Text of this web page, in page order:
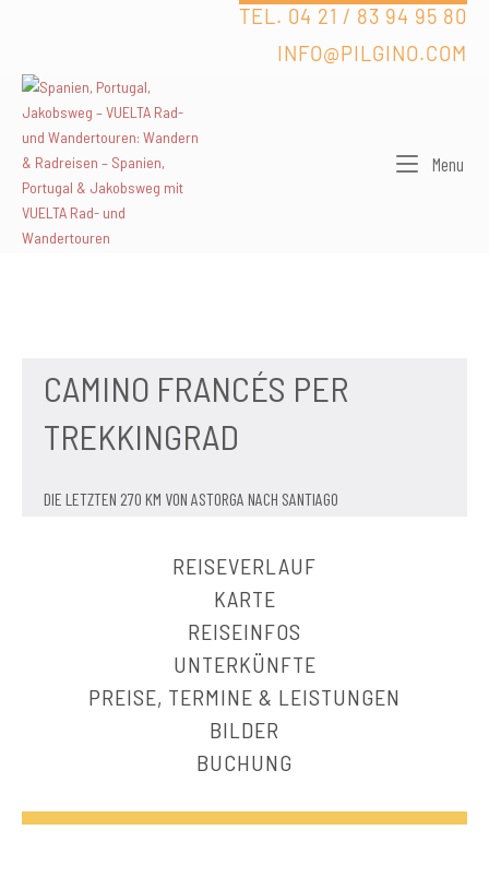
TEL. 04 21 / 83 94 95 80
INFO@PILGINO.COM
Menu
CAMINO FRANCÉS PER
TREKKINGRAD
DIE LETZTEN 270 KM VON ASTORGA NACH SANTIAGO
REISEVERLAUF
KARTE
REISEINFOS
UNTERKÜNFTE
PREISE, TERMINE & LEISTUNGEN
BILDER
BUCHUNG